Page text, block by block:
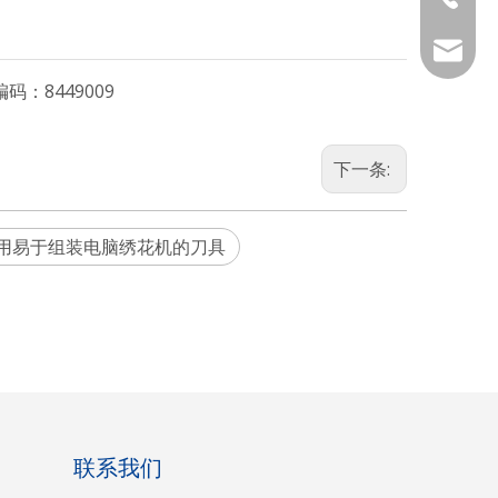
码： 8449009
下一条:
易于组装电脑绣花机的刀具
86-535-
联系我们